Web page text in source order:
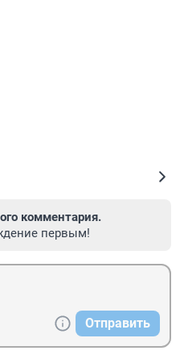
комментария.
первым!
Отправить